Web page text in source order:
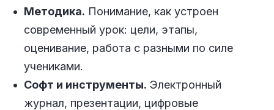
Методика. Понимание, как устроен
современный урок: цели, этапы,
оценивание, работа с разными по силе
учениками.
Софт и инструменты. Электронный
журнал, презентации, цифровые